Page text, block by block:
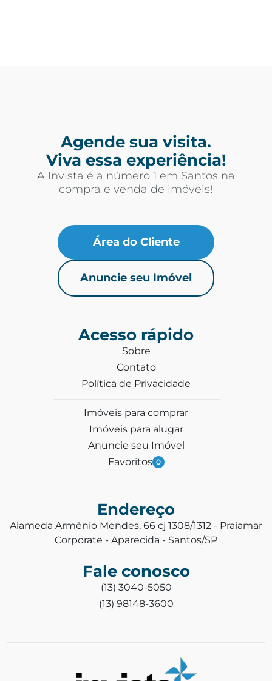
Agende sua visita.
Viva essa experiência!
A Invista é a número 1 em Santos na
compra e venda de imóveis!
Área do Cliente
Anuncie seu Imóvel
Acesso rápido
Sobre
Contato
Política de Privacidade
Imóveis para comprar
Imóveis para alugar
Anuncie seu Imóvel
Favoritos 0
Endereço
Alameda Armênio Mendes, 66 cj 1308/1312 - Praiamar
Corporate - Aparecida - Santos/SP
Fale conosco
(13) 3040-5050
(13) 98148-3600